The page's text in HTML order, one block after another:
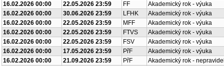
16.02.2026 00:00
22.05.2026 23:59 FF
Akademický rok - výuka
16.02.2026 00:00
30.06.2026 23:59 LFHK
Akademický rok - výuka
16.02.2026 00:00
22.05.2026 23:59 MFF
Akademický rok - výuka
16.02.2026 00:00
22.05.2026 23:59 FTVS
Akademický rok - výuka
16.02.2026 00:00
22.05.2026 23:59 FSV
Akademický rok - výuka
16.02.2026 00:00
17.05.2026 23:59 PřF
Akademický rok - výuka
16.02.2026 00:00
21.09.2026 23:59 PřF
Akademický rok -